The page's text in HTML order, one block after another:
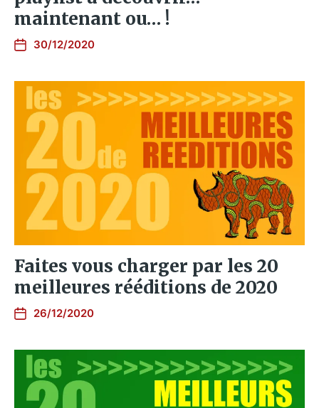
maintenant ou… !
30/12/2020
Faites vous charger par les 20
meilleures rééditions de 2020
26/12/2020